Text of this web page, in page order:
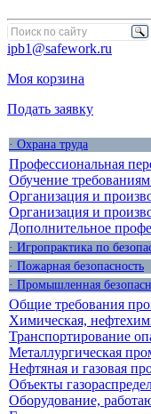
ipb1@safework.ru
Моя корзина
Подать заявку
· Охрана труда
Профессиональная
Обучение
Организация и
Организация и
Дополнительное
· Игропрактика по
· Пожарная безопасность
· Промышленная
Общие требования
Химическая,
Транспортирование
Металлургическая
Нефтяная и газовая
Объекты
Оборудование,